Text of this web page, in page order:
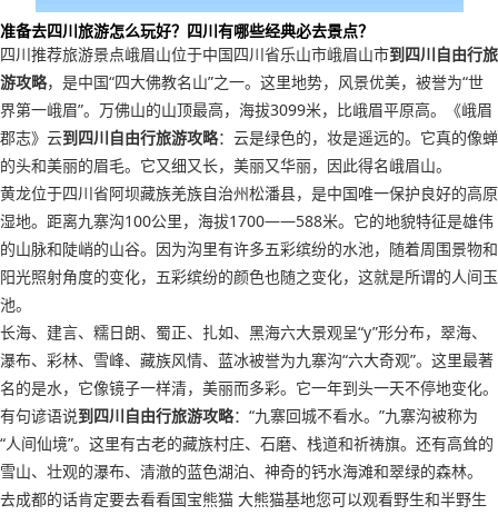
准备去四川旅游怎么玩好？四川有哪些经典必去景点？
四川推荐旅游景点峨眉山位于中国四川省乐山市峨眉山市到四川自由行旅
游攻略，是中国“四大佛教名山”之一。这里地势，风景优美，被誉为“世
界第一峨眉”。万佛山的山顶最高，海拔3099米，比峨眉平原高。《峨眉
郡志》云到四川自由行旅游攻略：云是绿色的，妆是遥远的。它真的像蝉
的头和美丽的眉毛。它又细又长，美丽又华丽，因此得名峨眉山。
黄龙位于四川省阿坝藏族羌族自治州松潘县，是中国唯一保护良好的高原
湿地。距离九寨沟100公里，海拔1700——588米。它的地貌特征是雄伟
的山脉和陡峭的山谷。因为沟里有许多五彩缤纷的水池，随着周围景物和
阳光照射角度的变化，五彩缤纷的颜色也随之变化，这就是所谓的人间玉
池。
长海、建言、糯日朗、蜀正、扎如、黑海六大景观呈“y”形分布，翠海、
瀑布、彩林、雪峰、藏族风情、蓝冰被誉为九寨沟“六大奇观”。这里最著
名的是水，它像镜子一样清，美丽而多彩。它一年到头一天不停地变化。
有句谚语说到四川自由行旅游攻略：“九寨回城不看水。”九寨沟被称为
“人间仙境”。这里有古老的藏族村庄、石磨、栈道和祈祷旗。还有高耸的
雪山、壮观的瀑布、清澈的蓝色湖泊、神奇的钙水海滩和翠绿的森林。
去成都的话肯定要去看看国宝熊猫 大熊猫基地您可以观看野生和半野生